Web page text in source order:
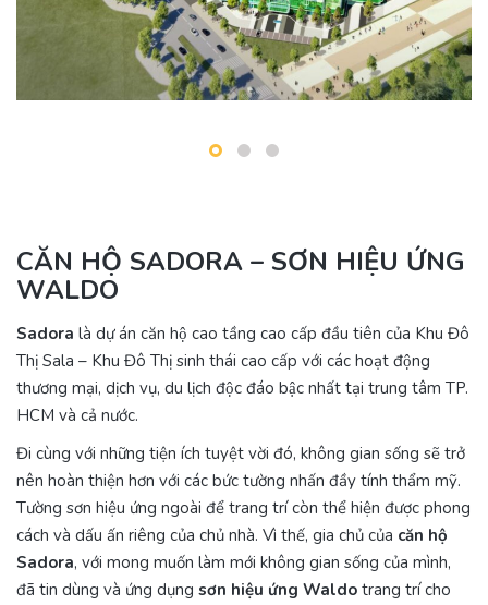
CĂN HỘ SADORA – SƠN HIỆU ỨNG
WALDO
Sadora là dự án căn hộ cao tầng cao cấp đầu tiên của Khu Đô
Thị Sala – Khu Đô Thị sinh thái cao cấp với các hoạt động
thương mại, dịch vụ, du lịch độc đáo bậc nhất tại trung tâm TP.
HCM và cả nước.
Đi cùng với những tiện ích tuyệt vời đó, không gian sống sẽ trở
nên hoàn thiện hơn với các bức tường nhấn đầy tính thẩm mỹ.
Tường sơn hiệu ứng ngoài để trang trí còn thể hiện được phong
cách và dấu ấn riêng của chủ nhà. Vì thế, gia chủ của căn hộ
Sadora, với mong muốn làm mới không gian sống của mình,
đã tin dùng và ứng dụng sơn hiệu ứng Waldo trang trí cho